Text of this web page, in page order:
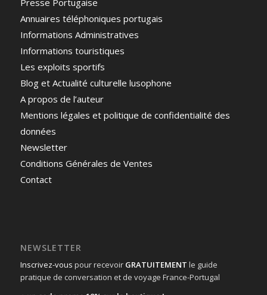
Presse Portugaise
Annuaires téléphoniques portugais
Informations Administratives
Informations touristiques
Les exploits sportifs
Blog et Actualité culturelle lusophone
A propos de l’auteur
Mentions légales et politique de confidentialité des
données
Newsletter
Conditions Générales de Ventes
Contact
NEWSLETTER
Inscrivez-vous pour recevoir GRATUITEMENT le guide
pratique de conversation et de voyage France-Portugal